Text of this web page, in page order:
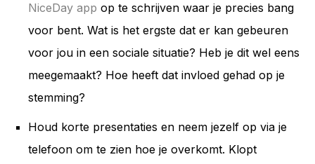
NiceDay app op te schrijven waar je precies bang
voor bent. Wat is het ergste dat er kan gebeuren
voor jou in een sociale situatie? Heb je dit wel eens
meegemaakt? Hoe heeft dat invloed gehad op je
stemming?
Houd korte presentaties en neem jezelf op via je
telefoon om te zien hoe je overkomt. Klopt